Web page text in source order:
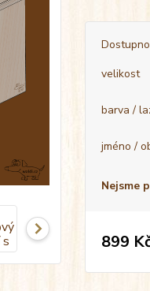
velikost
barva /
jméno /
Nejsme
899